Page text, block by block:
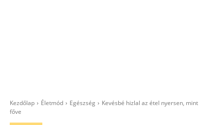
Kezdőlap Életmód Egészség
Kevésbé hizlal az étel nyersen, mint
főve